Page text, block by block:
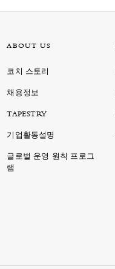
ABOUT US
코치 스토리
채용정보
TAPESTRY
기업활동설명
글로벌 운영 원칙 프로그
램